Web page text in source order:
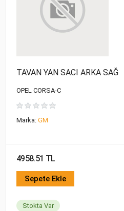
TAVAN YAN SACI ARKA SAĞ
OPEL CORSA-C
Marka: GM
4958.51 TL
Sepete Ekle
Stokta Var